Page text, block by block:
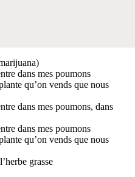
dans mes poumons
qu’on vends que nous
dans mes poumons, dans
dans mes poumons
qu’on vends que nous
grasse